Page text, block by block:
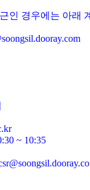
인 경우에는 아래
~ 10:35